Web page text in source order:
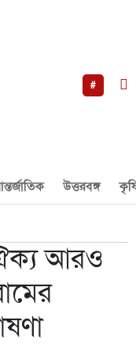
#
উত্তরবঙ্গ
ঐক্য আরও